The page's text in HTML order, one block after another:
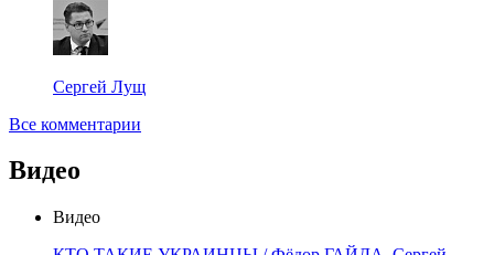
Сергей Лущ
Все комментарии
Видео
Видео